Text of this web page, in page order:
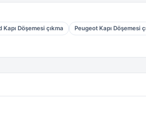
Kapı Döşemesi çıkma Peugeot Kapı Döşemesi